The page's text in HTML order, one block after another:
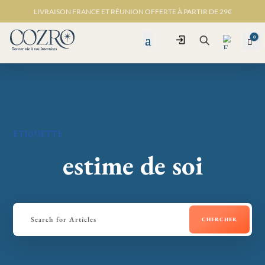
LIVRAISON FRANCE ET RÉUNION OFFERTE À PARTIR DE 29€
ConnexionRecherche
0
ETIQUETTE
estime de soi